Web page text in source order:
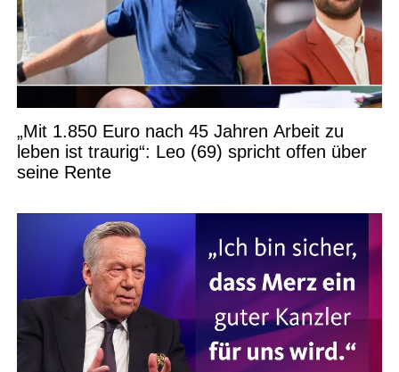
„Mit 1.850 Euro nach 45 Jahren Arbeit zu
leben ist traurig“: Leo (69) spricht offen über
seine Rente